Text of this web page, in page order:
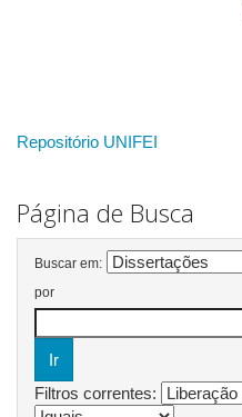
Repositório UNIFEI
Página de Busca
Buscar em:
por
Filtros correntes: